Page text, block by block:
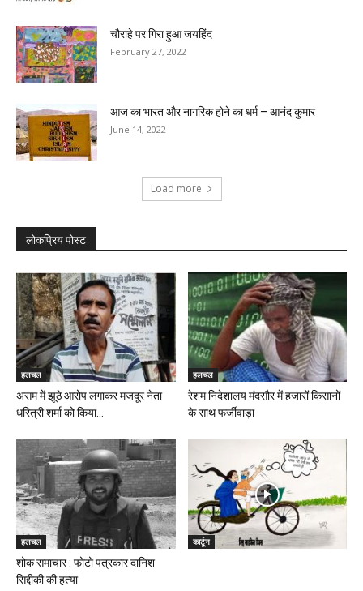
चौराहे पर गिरा हुआ जयहिंद
February 27, 2022
आज का भारत और नागरिक होने का धर्म – आनंद कुमार
June 14, 2022
Load more
लोकप्रिय पोस्ट
हलचल
असम में झूठे आरोप लगाकर मजदूर नेता
धरित्री शर्मा को किया...
हलचल
रेशम निदेशालय मंदसौर में हजारों किसानों
के साथ फर्जीवाड़ा
हलचल
शोक समाचार : फोटो पत्रकार दानिश
सिद्दीकी की हत्या
कार्टून